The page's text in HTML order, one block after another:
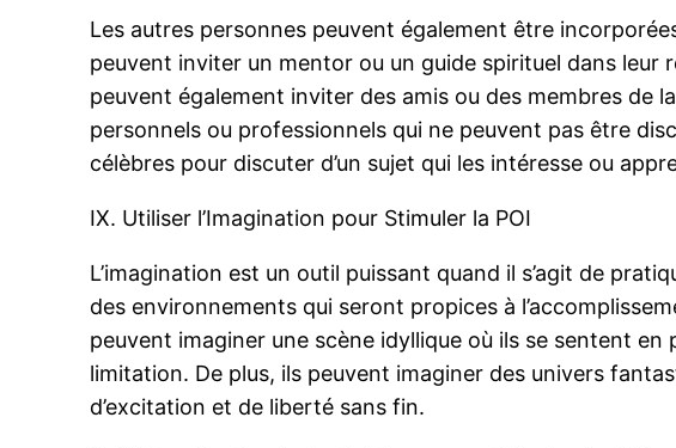
Les autres personnes peuvent également être
peuvent inviter un mentor ou un guide spirituel dans leur
peuvent également inviter des amis ou des membres
personnels ou professionnels qui ne peuvent pas être
célèbres pour discuter d’un sujet qui les intéresse ou
IX. Utiliser l’Imagination pour Stimuler la POI
L’imagination est un outil puissant quand il s’agit de
des environnements qui seront propices à
peuvent imaginer une scène idyllique où ils se sentent
limitation. De plus, ils peuvent imaginer des univers
d’excitation et de liberté sans fin.